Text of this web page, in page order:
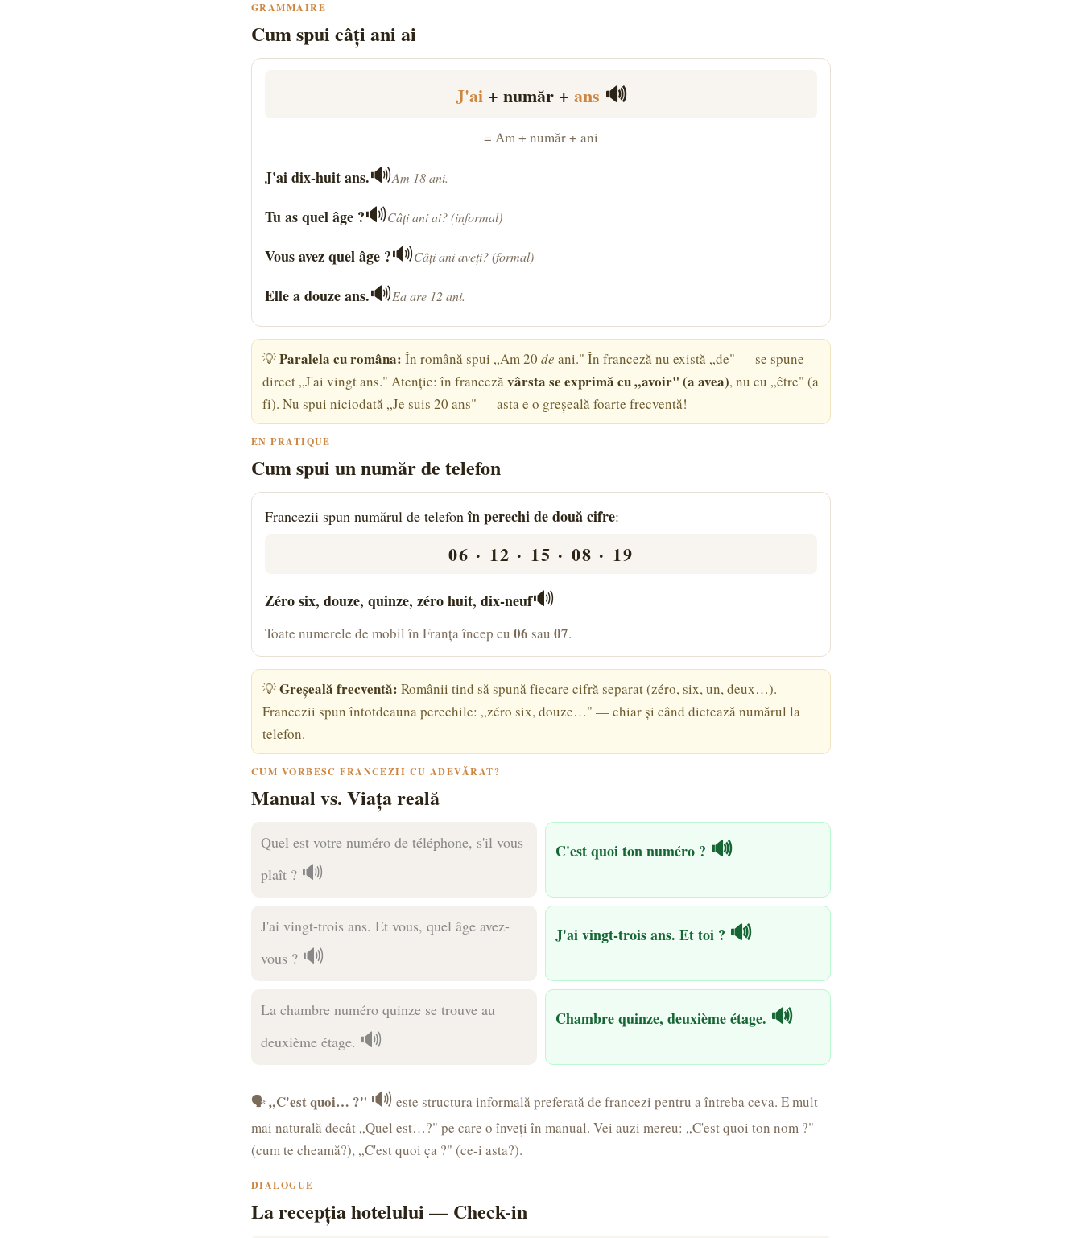
GRAMMAIRE
Cum spui câți ani ai
J'ai+ număr + ans 🔊
= Am + număr + ani
J'ai dix-huit ans.🔊Am 18 ani.
Tu as quel âge ?🔊Câți ani ai? (informal)
Vous avez quel âge ?🔊Câți ani aveți? (formal)
Elle a douze ans.🔊Ea are 12 ani.
💡Paralela cu româna: În română spui „Am 20 de ani." În franceză nu există „de" — se spune
direct „J'ai vingt ans." Atenție: în francezăvârsta se exprimă cu „avoir" (a avea), nu cu „être" (a
fi). Nu spui niciodată „Je suis 20 ans" — asta e o greșeală foarte frecventă!
EN PRATIQUE
Cum spui un număr de telefon
Francezii spun numărul de telefonîn perechi de două cifre:
06 · 12 · 15 · 08 · 19
Zéro six, douze, quinze, zéro huit, dix-neuf🔊
Toate numerele de mobil în Franța încep cu 06 sau 07.
💡Greșeală frecventă: Românii tind să spună fiecare cifră separat (zéro, six, un, deux…).
Francezii spun întotdeauna perechile: „zéro six, douze…" — chiar și când dictează numărul la
telefon.
CUM VORBESC FRANCEZII CU ADEVĂRAT?
Manual vs. Viața reală
Quel est votre numéro de téléphone, s'il vous
plaît ? 🔊
C'est quoi ton numéro ? 🔊
J'ai vingt-trois ans. Et vous, quel âge avez-
vous ? 🔊
J'ai vingt-trois ans. Et toi ? 🔊
La chambre numéro quinze se trouve au
deuxième étage. 🔊
Chambre quinze, deuxième étage. 🔊
🗣️„C'est quoi… ?" 🔊 este structura informală preferată de francezi pentru a întreba ceva. E mult
mai naturală decât „Quel est…?" pe care o înveți în manual. Vei auzi mereu: „C'est quoi ton nom ?"
(cum te cheamă?), „C'est quoi ça ?" (ce-i asta?).
DIALOGUE
La recepția hotelului — Check-in